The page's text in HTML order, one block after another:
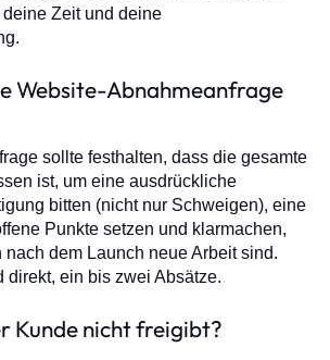
Zeit und deine
Website-Abnahmeanfrage
sollte festhalten, dass die gesamte
ist, um eine ausdrückliche
bitten (nicht nur Schweigen), eine
Punkte setzen und klarmachen,
dem Launch neue Arbeit sind.
direkt, ein bis zwei Absätze.
Kunde nicht freigibt?